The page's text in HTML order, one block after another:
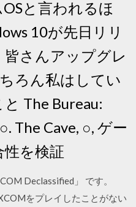
と言われるほ
10が先日リリ
さんアップグレ
ろん私はしてい
The Bureau:
The Cave, ○, ゲー
性を検証
Declassified」 です。
をプレイしたことがない